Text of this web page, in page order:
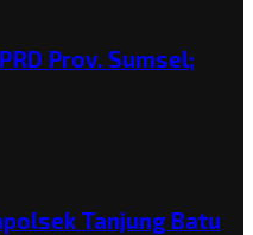
Prov. Sumsel;
Tanjung Batu